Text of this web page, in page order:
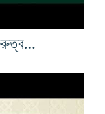
ইসলামে পারিবারিক জীবন : গুরুত্ব ও করণীয়